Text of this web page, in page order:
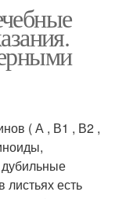
( А , В1 , В2 ,
есть